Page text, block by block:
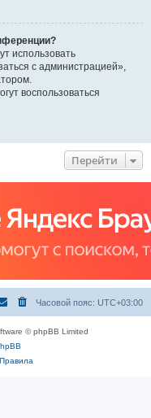
использовать
с администрацией»,
воспользоваться
Перейти
Часовой пояс: UTC+03:00
© phpBB Limited
Правила